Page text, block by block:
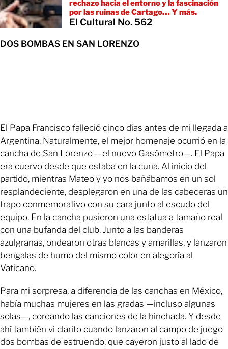
rechazo hacia el entorno y la fascinación
por las ruinas de Cartago… Y más.
El Cultural No. 562
DOS BOMBAS EN SAN LORENZO
El Papa Francisco falleció cinco días antes de mi llegada a
Argentina. Naturalmente, el mejor homenaje ocurrió en la
cancha de San Lorenzo —el nuevo Gasómetro—. El Papa
era cuervo desde que estaba en la cuna. Al inicio del
partido, mientras Mateo y yo nos bañábamos en un sol
resplandeciente, desplegaron en una de las cabeceras un
trapo conmemorativo con su cara junto al escudo del
equipo. En la cancha pusieron una estatua a tamaño real
con una bufanda del club. Junto a las banderas
azulgranas, ondearon otras blancas y amarillas, y lanzaron
bengalas de humo del mismo color en alegoría al
Vaticano.
Para mi sorpresa, a diferencia de las canchas en México,
había muchas mujeres en las gradas —incluso algunas
solas—, coreando las canciones de la hinchada. Y desde
ahí también vi clarito cuando lanzaron al campo de juego
dos bombas de estruendo, que cayeron justo al lado de